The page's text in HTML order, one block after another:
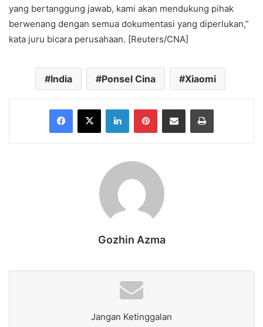
yang bertanggung jawab, kami akan mendukung pihak
berwenang dengan semua dokumentasi yang diperlukan,”
kata juru bicara perusahaan. [Reuters/CNA]
India Ponsel Cina Xiaomi
Facebook
X LinkedInPinterestShare via Email Print
Gozhin Azma
Jangan Ketinggalan